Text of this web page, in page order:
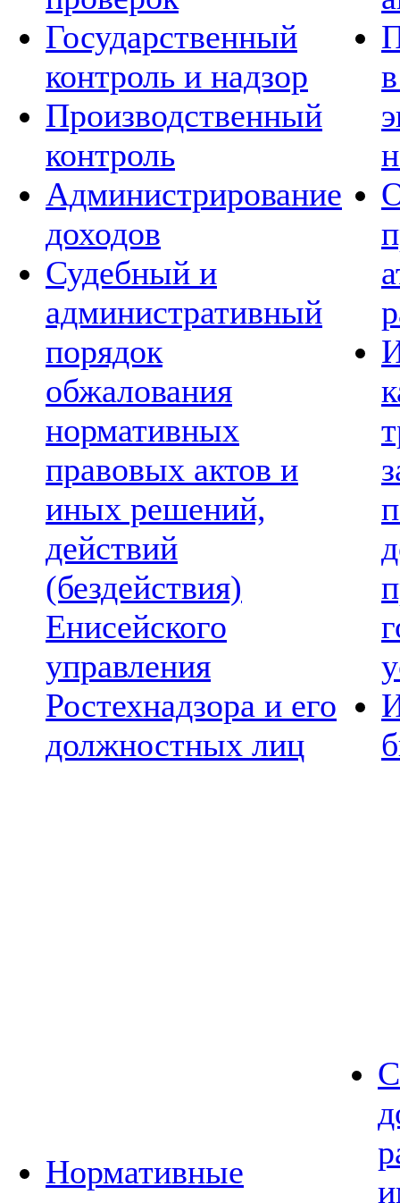
Государственный
контроль и надзор
Производственный
контроль
Администрирование
доходов
Судебный и
административный
порядок
обжалования
нормативных
правовых актов и
иных решений,
действий
(бездействия)
Енисейского
управления
Ростехнадзора и его
должностных лиц
Нормативные